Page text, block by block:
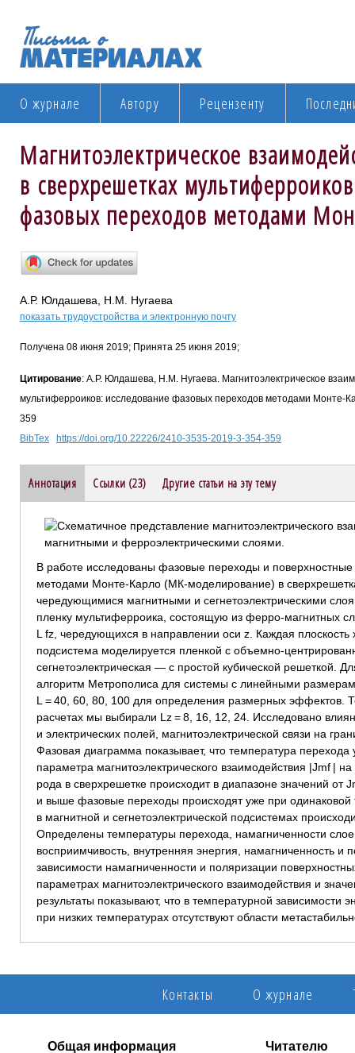
О журнале Автору Рецензенту
Магнитоэлектрическое
в сверхрешетках
фазовых переходов методами
А.Р. Юлдашева, Н.М. Нугаева
показать трудоустройства и электронную почту
Получена 08 июня 2019; Принята 25 июня 2019;
Цитирование: А.Р. Юлдашева, Н.М. Нугаева. Магнитоэлектрическое
мультиферроиков: исследование фазовых переходов методами Монте-
359
BibTex
https://doi.org/10.22226/2410-3535-2019-3-354-359
Аннотация Ссылки (23) Другие статьи на эту тему
В работе исследованы фазовые переходы и
методами Монте-Карло (МК-моделирование) в
чередующимися магнитными и сегнетоэлектрическими
пленку мультиферроика, состоящую из ферро-магнитных
L fz, чередующихся в направлении оси z. Каждая
подсистема моделируется пленкой с объемно-
сегнетоэлектрическая — с простой кубической решеткой.
алгоритм Метрополиса для системы с линейными
L = 40, 60, 80, 100 для определения размерных эффектов.
расчетах мы выбирали Lz = 8, 16, 12, 24. Исследовано
и электрических полей, магнитоэлектрической связи на
Фазовая диаграмма показывает, что температура перехода
параметра магнитоэлектрического взаимодействия |Jmf |
рода в сверхрешетке происходит в диапазоне значений от
и выше фазовые переходы происходят уже при одинаковой
в магнитной и сегнетоэлектрической подсистемах
Определены температуры перехода, намагниченности
восприимчивость, внутренняя энергия, намагниченность
зависимости намагниченности и поляризации
параметрах магнитоэлектрического взаимодействия и
результаты показывают, что в температурной зависимости
при низких температурах отсутствуют области
Контакты О журнале
Общая информация Читателю